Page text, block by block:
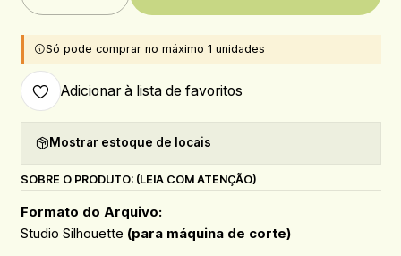
Só pode comprar no máximo 1 unidades
Adicionar à lista de favoritos
Mostrar estoque de locais
SOBRE O PRODUTO: (LEIA COM ATENÇÃO)
Formato do Arquivo:
Studio Silhouette (para máquina de corte)